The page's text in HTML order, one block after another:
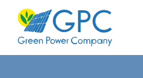
16,5 kWc